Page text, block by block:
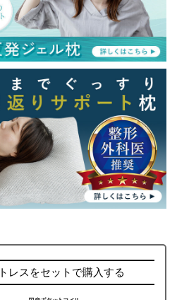
レスをセットで購入する